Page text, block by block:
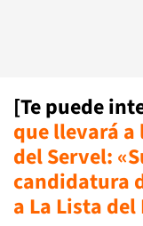
[Te puede
que llevará
del Servel:
candidatura
a La Lista del